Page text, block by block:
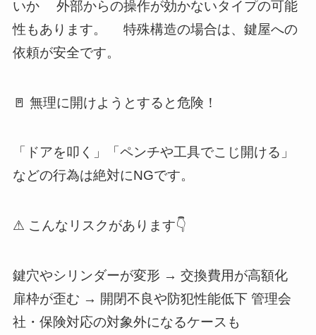
いか 外部からの操作が効かないタイプの可能
性もあります。 特殊構造の場合は、鍵屋への
依頼が安全です。
🚪 無理に開けようとすると危険！
「ドアを叩く」「ペンチや工具でこじ開ける」
などの行為は絶対にNGです。
⚠ こんなリスクがあります👇
鍵穴やシリンダーが変形 → 交換費用が高額化
扉枠が歪む → 開閉不良や防犯性能低下 管理会
社・保険対応の対象外になるケースも